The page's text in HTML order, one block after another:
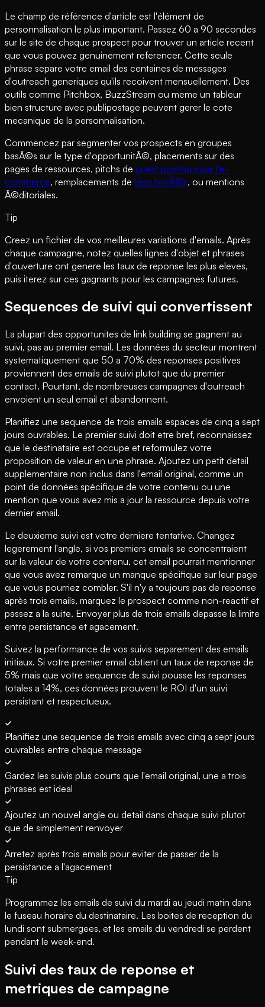
Le champ de référence d'article est l'élément de
personnalisation le plus important. Passez 60 a 90 secondes
sur le site de chaque prospect pour trouver un article recent
que vous pouvez genuinement referencer. Cette seule
phrase separe votre email des centaines de messages
d'outreach generiques qu'ils recoivent mensuellement. Des
outils comme Pitchbox, BuzzStream ou meme un tableur
bien structure avec publipostage peuvent gerer le cote
mecanique de la personnalisation.
Commencez par segmenter vos prospects en groupes
basÃ©s sur le type d'opportunitÃ©, placements sur des
pages de ressources, pitchs de guest posting pour l'e-
commerce, remplacements de liens brisÃ©s, ou mentions
Ã©ditoriales.
Tip
Creez un fichier de vos meilleures variations d'emails. Après
chaque campagne, notez quelles lignes d'objet et phrases
d'ouverture ont genere les taux de reponse les plus eleves,
puis iterez sur ces gagnants pour les campagnes futures.
Sequences de suivi qui convertissent
La plupart des opportunites de link building se gagnent au
suivi, pas au premier email. Les données du secteur montrent
systematiquement que 50 a 70% des reponses positives
proviennent des emails de suivi plutot que du premier
contact. Pourtant, de nombreuses campagnes d'outreach
envoient un seul email et abandonnent.
Planifiez une sequence de trois emails espaces de cinq a sept
jours ouvrables. Le premier suivi doit etre bref, reconnaissez
que le destinataire est occupe et reformulez votre
proposition de valeur en une phrase. Ajoutez un petit detail
supplementaire non inclus dans l'email original, comme un
point de données spécifique de votre contenu ou une
mention que vous avez mis a jour la ressource depuis votre
dernier email.
Le deuxieme suivi est votre derniere tentative. Changez
legerement l'angle, si vos premiers emails se concentraient
sur la valeur de votre contenu, cet email pourrait mentionner
que vous avez remarque un manque spécifique sur leur page
que vous pourriez combler. S'il n'y a toujours pas de reponse
après trois emails, marquez le prospect comme non-reactif et
passez a la suite. Envoyer plus de trois emails depasse la limite
entre persistance et agacement.
Suivez la performance de vos suivis separement des emails
initiaux. Si votre premier email obtient un taux de reponse de
5% mais que votre sequence de suivi pousse les reponses
totales a 14%, ces données prouvent le ROI d'un suivi
persistant et respectueux.
Planifiez une sequence de trois emails avec cinq a sept jours
ouvrables entre chaque message
Gardez les suivis plus courts que l'email original, une a trois
phrases est ideal
Ajoutez un nouvel angle ou detail dans chaque suivi plutot
que de simplement renvoyer
Arretez après trois emails pour eviter de passer de la
persistance a l'agacement
Tip
Programmez les emails de suivi du mardi au jeudi matin dans
le fuseau horaire du destinataire. Les boites de reception du
lundi sont submergees, et les emails du vendredi se perdent
pendant le week-end.
Suivi des taux de reponse et
metriques de campagne